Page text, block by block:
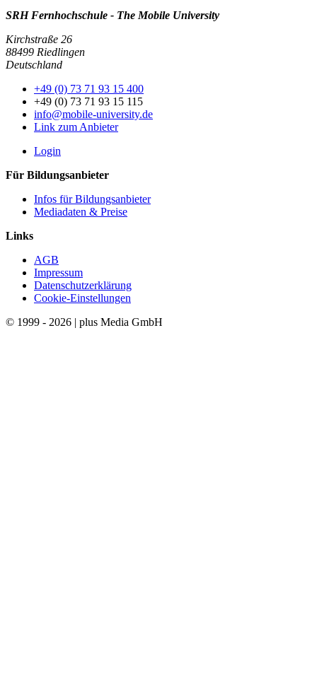
SRH Fernhochschule - The Mobile University
Kirchstraße 26
88499 Riedlingen
Deutschland
+49 (0) 73 71 93 15 400
+49 (0) 73 71 93 15 115
info@mobile-university.de
Link zum Anbieter
Login
Für Bildungsanbieter
Infos für Bildungsanbieter
Mediadaten & Preise
Links
AGB
Impressum
Datenschutzerklärung
Cookie-Einstellungen
© 1999 - 2026 | plus Media GmbH